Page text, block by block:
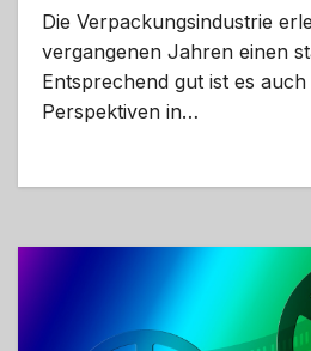
Die Verpackungsindustrie
vergangenen Jahren einen
Entsprechend gut ist es
Perspektiven in…